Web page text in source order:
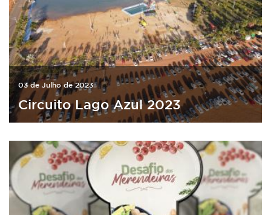
03 de Julho de 2023
Circuito Lago Azul 2023